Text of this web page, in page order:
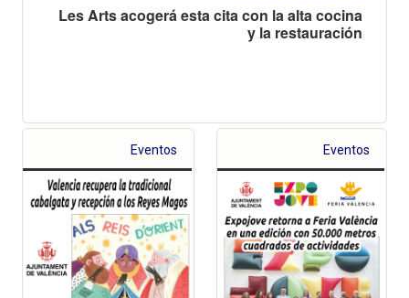
Les Arts acogerá esta cita con la alta cocina
y la restauración
Eventos Eventos